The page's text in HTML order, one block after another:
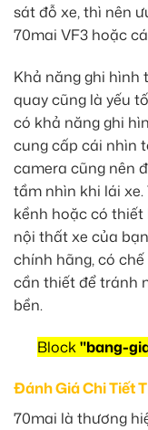
sát đỗ xe, thì nên
70mai VF3 hoặc
Khả năng ghi hình
quay cũng là yếu
có khả năng ghi
cung cấp cái nhìn
camera cũng nên
tầm nhìn khi lái
kềnh hoặc có thiết
nội thất xe của
chính hãng, có
cần thiết để tránh
bền.
Block"bang-
Đánh Giá Chi Tiết
70mai là thương